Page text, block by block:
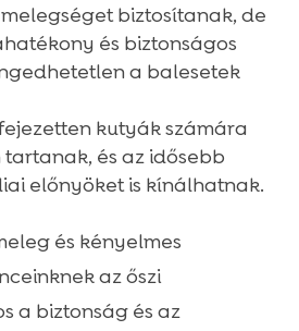
biztosítanak, de
és biztonságos
a balesetek
kutyák számára
és az idősebb
előnyöket is kínálhatnak.
és kényelmes
az őszi
a biztonság és az